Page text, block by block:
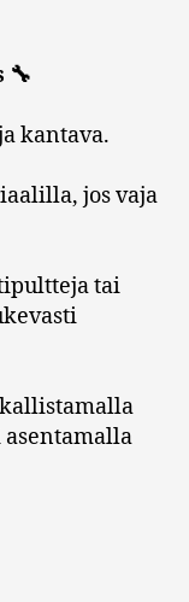
🔧
kantava.
jos vaja
tai